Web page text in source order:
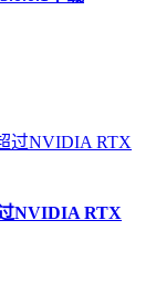
NVIDIA RTX